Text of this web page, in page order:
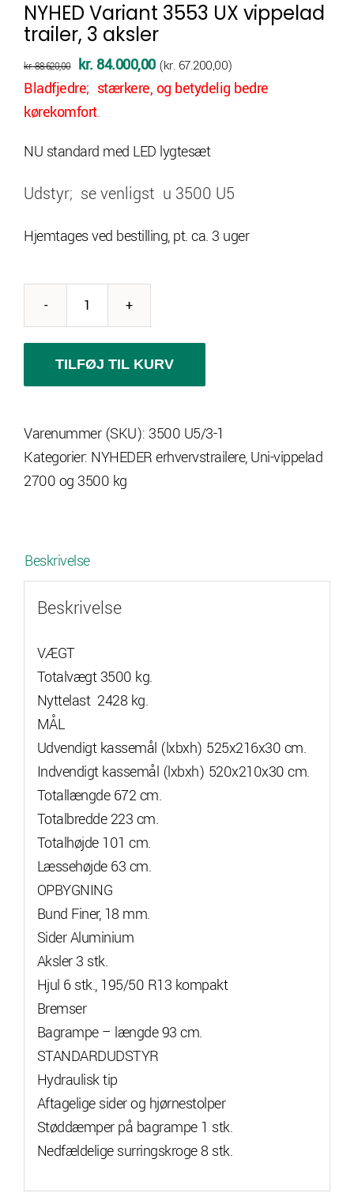
NYHED Variant 3553 UX vippelad
trailer, 3 aksler
kr.88.620,00
Den
oprindelige
pris
kr. 88.620,00.
kr. 84.000,00Den
aktuelle
kr. 84.000,00.
(kr. 67.200,00)
Bladfjedre; stærkere, og betydelig bedre
kørekomfort.
NU standard med LED lygtesæt
Udstyr; se venligst u 3500 U5
Hjemtages ved bestilling, pt. ca. 3 uger
NYHED
Variant
3553
UX
trailer,
3
aksler
TILFØJ TIL KURV
Varenummer (SKU): 3500 U5/3-1
Kategorier: NYHEDER erhvervstrailere,Uni-vippelad
2700 og 3500 kg
Beskrivelse
Beskrivelse
VÆGT
Totalvægt 3500 kg.
Nyttelast 2428 kg.
MÅL
Udvendigt kassemål (lxbxh) 525x216x30 cm.
Indvendigt kassemål (lxbxh) 520x210x30 cm.
Totallængde 672 cm.
Totalbredde 223 cm.
Totalhøjde 101 cm.
Læssehøjde 63 cm.
OPBYGNING
Bund Finer, 18 mm.
Sider Aluminium
Aksler 3 stk.
Hjul 6 stk., 195/50 R13 kompakt
Bremser
Bagrampe – længde 93 cm.
STANDARDUDSTYR
Hydraulisk tip
Aftagelige sider og hjørnestolper
Støddæmper på bagrampe 1 stk.
Nedfældelige surringskroge 8 stk.